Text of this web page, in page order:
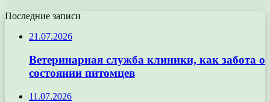
Последние записи
21.07.2026
Ветеринарная служба клиники, как забота о
состоянии питомцев
11.07.2026